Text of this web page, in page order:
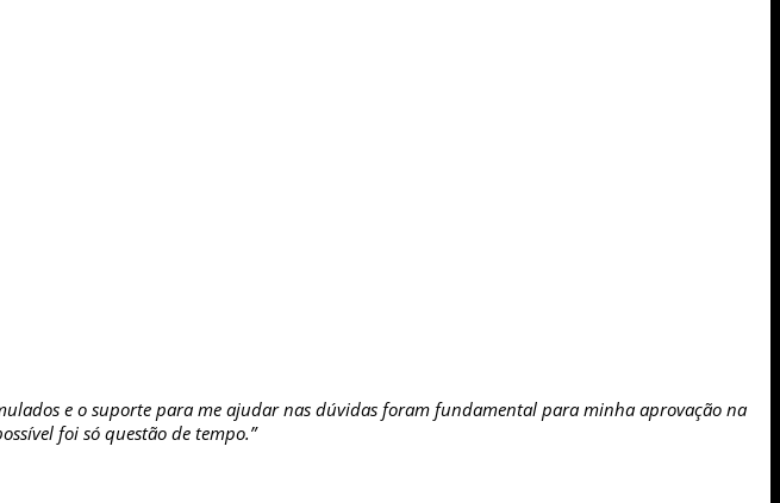
e o suporte para me ajudar nas dúvidas foram fundamental para minha aprovação na
foi só questão de tempo.”